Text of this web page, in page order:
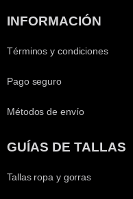
INFORMACIÓN
Términos y condiciones
Pago seguro
Métodos de envío
GUÍAS DE TALLAS
Tallas ropa y gorras